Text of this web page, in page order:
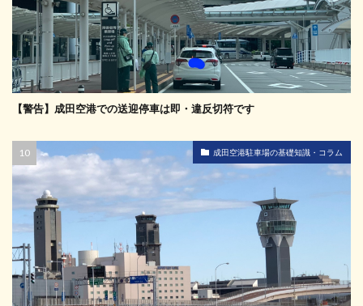
【警告】成田空港での送迎停車は即・違反切符です
成田空港駐車場の基礎知識・コラム